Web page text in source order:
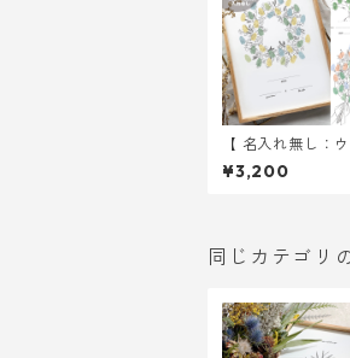
【 名入れ無し：ウ
ィングツリー 】 A4サ
イズ 用紙のみ ｜
¥3,200
同じカテゴリ